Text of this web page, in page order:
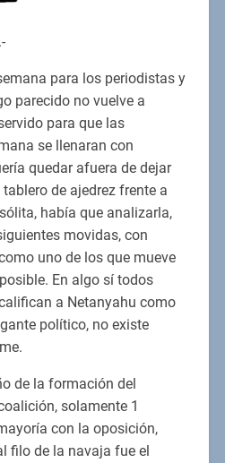
para los periodistas y
parecido no vuelve a
para que las
se llenaran con
quedar afuera de dejar
de ajedrez frente a
había que analizarla,
movidas, con
uno de los que mueve
En algo sí todos
a Netanyahu como
político, no existe
de la formación del
solamente 1
con la oposición,
filo de la navaja fue el